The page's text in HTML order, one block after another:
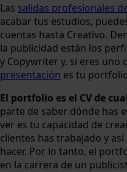
Las salidas profesionales
acabar tus estudios,
cuentas hasta Creativo.
la publicidad están los
y Copywriter y, si eres uno
presentación es tu
El portfolio es el CV de
parte de saber dónde has
ver es tu capacidad de
clientes has trabajado y
hacer. Por lo tanto, el
en la carrera de un